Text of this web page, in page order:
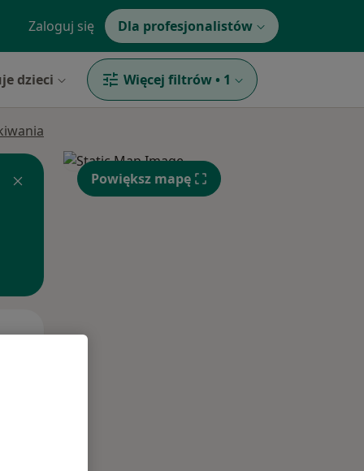
Zaloguj się Dla profesjonalistów
dzieci Więcej filtrów • 1
Wt,
Powiększ mapę